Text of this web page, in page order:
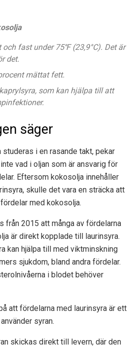
fast under 75℉ (23,9°C). Det är
det.
mättat fett.
som kan hjälpa till att
säger
i en rasande takt, pekar
vad i oljan som är ansvarig för
Eftersom kokosolja innehåller
skulle det vara en sträcka att
med kokosolja.
från 2015 att många av fördelarna
är direkt kopplade till laurinsyra.
kan hjälpa till med viktminskning
sjukdom, bland andra fördelar.
i blodet behöver
att fördelarna med laurinsyra är ett
syran.
skickas direkt till levern, där den